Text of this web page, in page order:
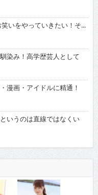
いをやっていきたい！そ...
染み！高学歴芸人として
画・アイドルに精通！
いうのは直線ではなくい